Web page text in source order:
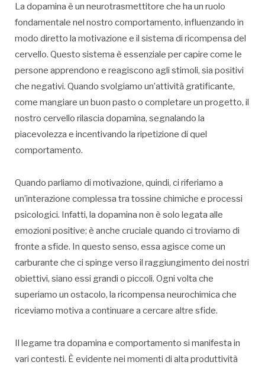
La dopamina è un neurotrasmettitore che ha un ruolo
fondamentale nel nostro comportamento, influenzando in
modo diretto la motivazione e il sistema di ricompensa del
cervello. Questo sistema è essenziale per capire come le
persone apprendono e reagiscono agli stimoli, sia positivi
che negativi. Quando svolgiamo un’attività gratificante,
come mangiare un buon pasto o completare un progetto, il
nostro cervello rilascia dopamina, segnalando la
piacevolezza e incentivando la ripetizione di quel
comportamento.
Quando parliamo di motivazione, quindi, ci riferiamo a
un’interazione complessa tra tossine chimiche e processi
psicologici. Infatti, la dopamina non è solo legata alle
emozioni positive; è anche cruciale quando ci troviamo di
fronte a sfide. In questo senso, essa agisce come un
carburante che ci spinge verso il raggiungimento dei nostri
obiettivi, siano essi grandi o piccoli. Ogni volta che
superiamo un ostacolo, la ricompensa neurochimica che
riceviamo motiva a continuare a cercare altre sfide.
Il legame tra dopamina e comportamento si manifesta in
vari contesti. È evidente nei momenti di alta produttività